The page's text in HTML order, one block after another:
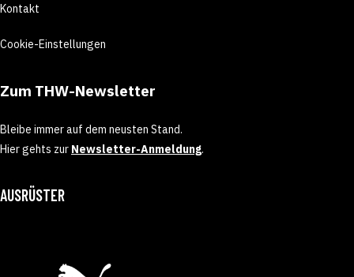
Kontakt
Cookie-Einstellungen
Zum THW-Newsletter
Bleibe immer auf dem neusten Stand.
Hier gehts zur Newsletter-Anmeldung.
AUSRÜSTER